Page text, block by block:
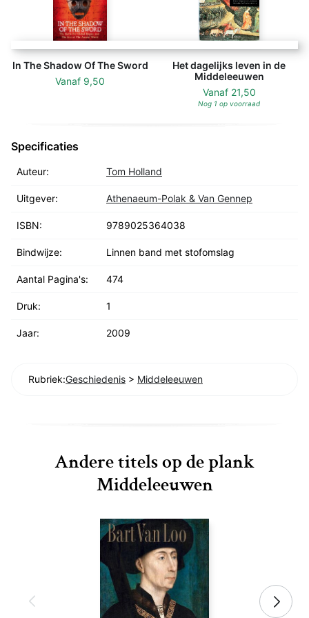
In The Shadow Of The Sword
Vanaf 9,50
Het dagelijks leven in de
Middeleeuwen
Vanaf 21,50
Nog 1 op voorraad
Specificaties
Auteur: Tom Holland
Uitgever: Athenaeum-Polak & Van Gennep
ISBN: 9789025364038
Bindwijze: Linnen band met stofomslag
Aantal Pagina's: 474
Druk: 1
Jaar: 2009
Rubriek:Geschiedenis > Middeleeuwen
Andere titels op de plank
Middeleeuwen